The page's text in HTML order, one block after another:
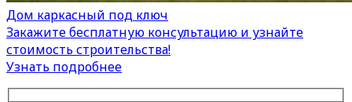
Дом каркасный под ключ
Закажите бесплатную консультацию и узнайте
стоимость строительства!
Узнать подробнее